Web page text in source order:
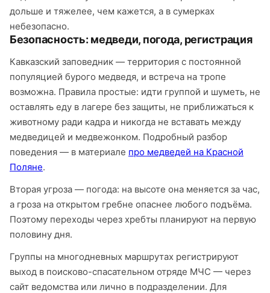
дольше и тяжелее, чем кажется, а в сумерках
небезопасно.
Безопасность: медведи, погода, регистрация
Кавказский заповедник — территория с постоянной
популяцией бурого медведя, и встреча на тропе
возможна. Правила простые: идти группой и шуметь, не
оставлять еду в лагере без защиты, не приближаться к
животному ради кадра и никогда не вставать между
медведицей и медвежонком. Подробный разбор
поведения — в материале про медведей на Красной
Поляне.
Вторая угроза — погода: на высоте она меняется за час,
а гроза на открытом гребне опаснее любого подъёма.
Поэтому переходы через хребты планируют на первую
половину дня.
Группы на многодневных маршрутах регистрируют
выход в поисково-спасательном отряде МЧС — через
сайт ведомства или лично в подразделении. Для